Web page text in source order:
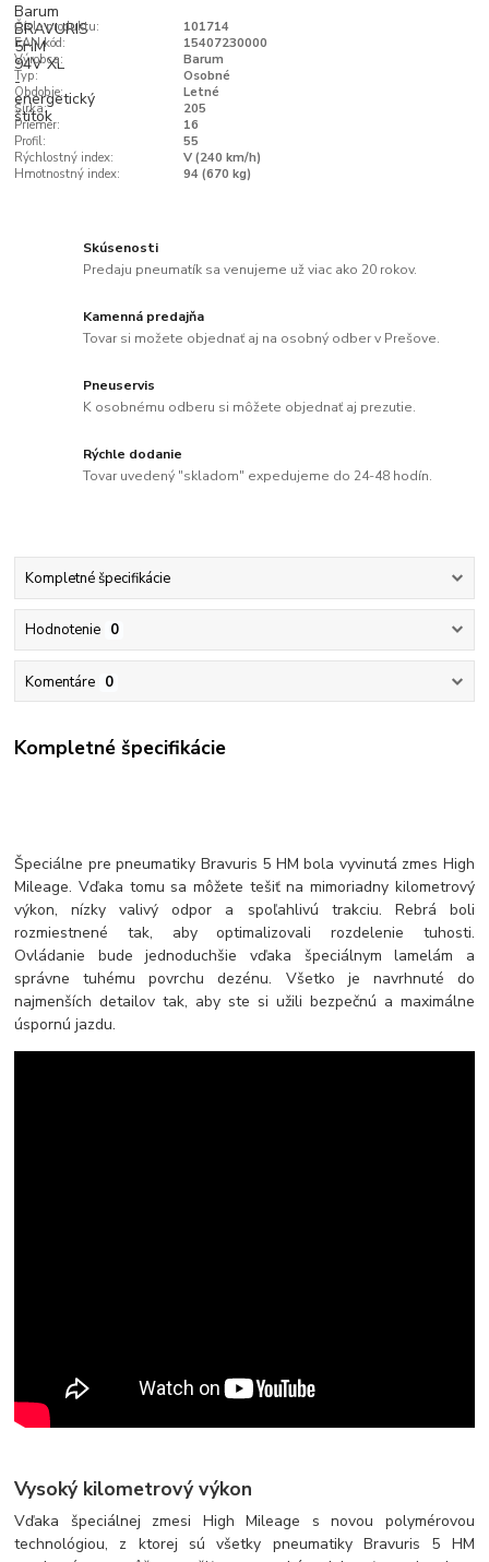
Číslo produktu:
101714
EAN kód:
15407230000
Výrobca:
Barum
Typ:
Osobné
Obdobie:
Letné
Šírka:
205
Priemer:
16
Profil:
55
Rýchlostný index:
V (240 km/h)
Hmotnostný index:
94 (670 kg)
Skúsenosti
Predaju pneumatík sa venujeme už viac ako 20 rokov.
Kamenná predajňa
Tovar si možete objednať aj na osobný odber v Prešove.
Pneuservis
K osobnému odberu si môžete objednať aj prezutie.
Rýchle dodanie
Tovar uvedený "skladom" expedujeme do 24-48 hodín.
Kompletné špecifikácie
Hodnotenie 0
Komentáre 0
Kompletné špecifikácie
Špeciálne pre pneumatiky Bravuris 5 HM bola vyvinutá zmes High
Mileage. Vďaka tomu sa môžete tešiť na mimoriadny kilometrový
výkon, nízky valivý odpor a spoľahlivú trakciu. Rebrá boli
rozmiestnené tak, aby optimalizovali rozdelenie tuhosti.
Ovládanie bude jednoduchšie vďaka špeciálnym lamelám a
správne tuhému povrchu dezénu. Všetko je navrhnuté do
najmenších detailov tak, aby ste si užili bezpečnú a maximálne
úspornú jazdu.
Vysoký kilometrový výkon
Vďaka špeciálnej zmesi High Mileage s novou polymérovou
technológiou, z ktorej sú všetky pneumatiky Bravuris 5 HM